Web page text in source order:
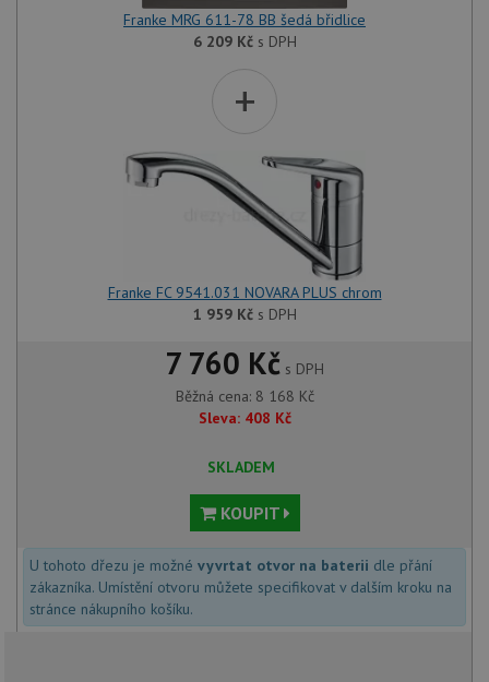
Franke MRG 611-78 BB šedá břidlice
6 209 Kčs DPH
+
Franke FC 9541.031 NOVARA PLUS chrom
1 959 Kčs DPH
7 760 Kč s DPH
Běžná cena: 8 168 Kč
Sleva: 408 Kč
SKLADEM
KOUPIT
U tohoto dřezu je možné vyvrtat otvor na baterii dle přání
zákazníka. Umístění otvoru můžete specifikovat v dalším kroku na
stránce nákupního košíku.